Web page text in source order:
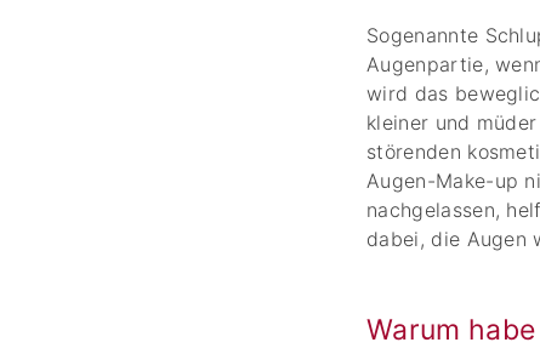
Sogenannte
Augenpartie,
wird das
kleiner und
störenden
Augen-Make-up
nachgelassen,
dabei, die Augen
Warum